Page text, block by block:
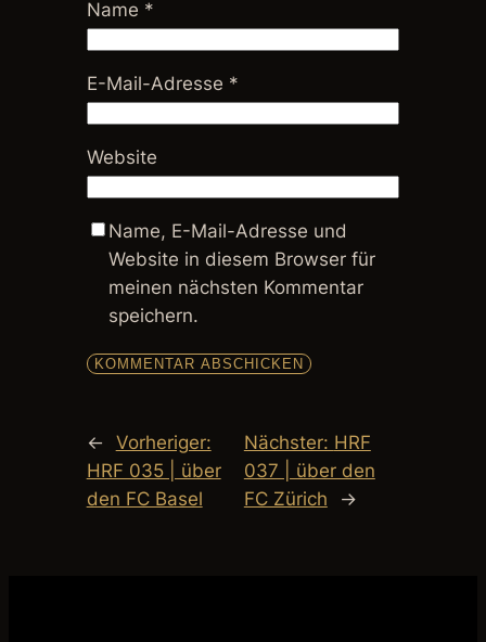
Name *
E-Mail-Adresse *
Website
Name, E-Mail-Adresse und
Website in diesem Browser für
meinen nächsten Kommentar
speichern.
←
Vorheriger:
HRF 035 | über
den FC Basel
Nächster: HRF
037 | über den
FC Zürich
→